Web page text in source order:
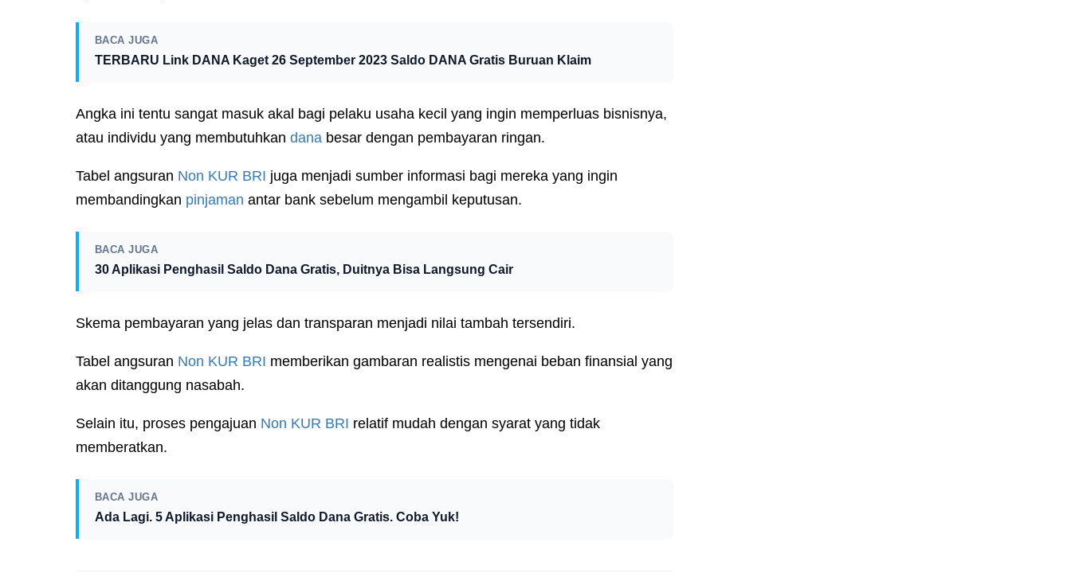
BACA JUGA
TERBARU Link DANA Kaget 26 September 2023 Saldo DANA Gratis Buruan Klaim
Angka ini tentu sangat masuk akal bagi pelaku usaha kecil yang ingin memperluas bisnisnya,
atau individu yang membutuhkan danabesar dengan pembayaran ringan.
Tabel angsuran Non KUR BRI juga menjadi sumber informasi bagi mereka yang ingin
membandingkan pinjaman antar bank sebelum mengambil keputusan.
BACA JUGA
30 Aplikasi Penghasil Saldo Dana Gratis, Duitnya Bisa Langsung Cair
Skema pembayaran yang jelas dan transparan menjadi nilai tambah tersendiri.
Tabel angsuran Non KUR BRI memberikan gambaran realistis mengenai beban finansial yang
akan ditanggung nasabah.
Selain itu, proses pengajuan Non KUR BRI relatif mudah dengan syarat yang tidak
memberatkan.
BACA JUGA
Ada Lagi. 5 Aplikasi Penghasil Saldo Dana Gratis. Coba Yuk!